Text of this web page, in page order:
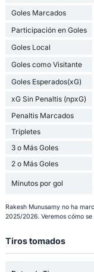
Goles Marcados
Participación en Goles
Goles Local
Goles como Visitante
Goles Esperados(xG)
xG Sin Penaltis (npxG)
Penaltis Marcados
Tripletes
3 o Más Goles
2 o Más Goles
Minutos por gol
Rakesh Munusamy no ha
2025/2026. Veremos cómo
Tiros tomados